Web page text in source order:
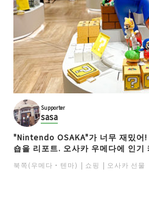
Supporter
sasa
"Nintendo OSAKA"가 너무 재밌어
숍을 리포트. 오사카 우메다에 인기
북쪽(우메다・텐마) 쇼핑 오사카 선물